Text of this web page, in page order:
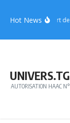
Hot NewsConcert de
UNIVERS.TG
AUTORISATION HAAC